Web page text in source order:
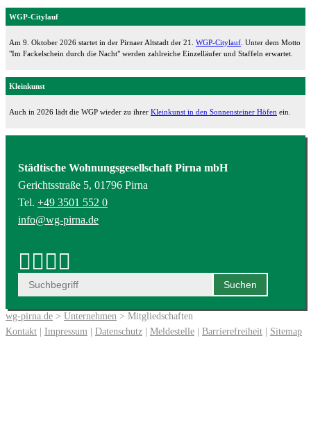
WGP-Citylauf
Am 9. Oktober 2026 startet in der Pirnaer Altstadt der 21. WGP-Citylauf . Unter dem Motto
"Im Fackelschein durch die Nacht" werden zahlreiche Einzelläufer und Staffeln erwartet.
Kleinkunst
Auch in 2026 lädt die WGP wieder zu ihrer Kleinkunst in den Sonnensteiner Höfen ein.
Städtische Wohnungsgesellschaft Pirna mbH
Gerichtsstraße 5, 01796 Pirna
Tel. +49 3501 552 0
info@wg-pirna.de
wg-pirna.de > Unternehmen > Mitgliedschaften
Kontakt
Impressum Datenschutz Meldestelle Barrierefreiheit Sitemap